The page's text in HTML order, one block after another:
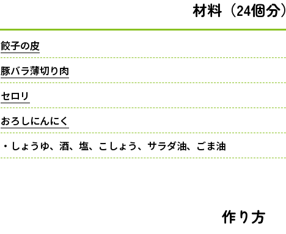
材料（24個分）
餃子の皮
豚バラ薄切り肉
セロリ
おろしにんにく
・しょうゆ、酒、塩、こしょう、サラダ油、ごま油
作り方